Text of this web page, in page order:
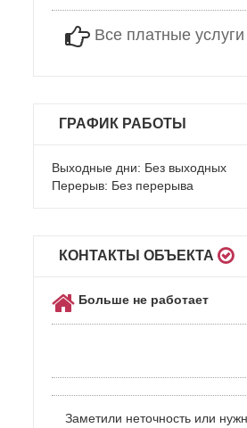
Все платные услуги
ГРАФИК РАБОТЫ
Выходные дни: Без выходных
Перерыв: Без перерыва
КОНТАКТЫ ОБЪЕКТА
Больше не работает
Заметили неточность или